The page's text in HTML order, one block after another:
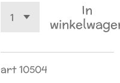
In
art 10504